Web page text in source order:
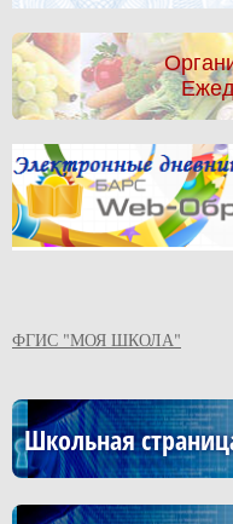
ФГИС "МОЯ ШКОЛА"
Школьная